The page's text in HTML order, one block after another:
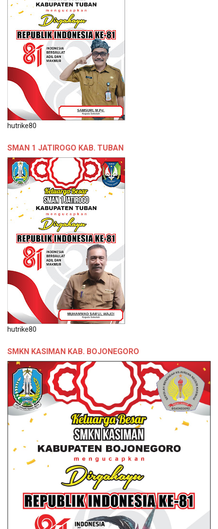
hutrike80
SMAN 1 JATIROGO KAB. TUBAN
hutrike80
SMKN KASIMAN KAB. BOJONEGORO